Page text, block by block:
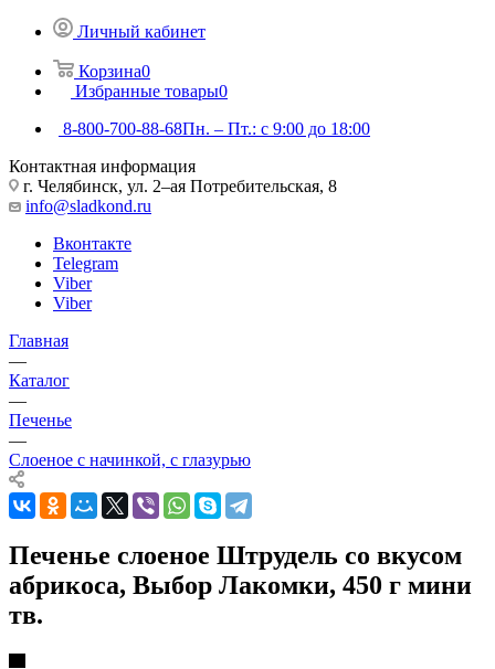
Личный кабинет
Корзина0
Избранные товары0
8-800-700-88-68Пн. – Пт.: с 9:00 до 18:00
Контактная информация
г. Челябинск, ул. 2–ая Потребительская, 8
info@sladkond.ru
Вконтакте
Telegram
Viber
Viber
Главная
—
Каталог
—
Печенье
—
Слоеное с начинкой, с глазурью
Печенье слоеное Штрудель со вкусом
абрикоса, Выбор Лакомки, 450 г мини
тв.